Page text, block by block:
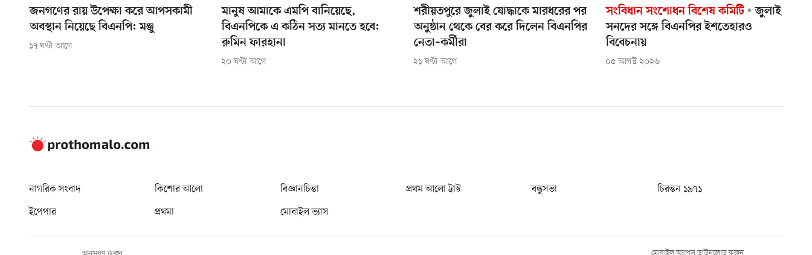
জনগণের রায় উপেক্ষা করে আপসকামী
অবস্থান নিয়েছে বিএনপি: মঞ্জু
১৭ ঘণ্টা আগে
মানুষ আমাকে এমপি বানিয়েছে,
বিএনপিকে এ কঠিন সত্য মানতে হবে:
রুমিন ফারহানা
২০ ঘণ্টা আগে
শরীয়তপুরে জুলাই যোদ্ধাকে মারধরের পর
অনুষ্ঠান থেকে বের করে দিলেন বিএনপির
নেতা–কর্মীরা
২১ ঘণ্টা আগে
সংবিধান সংশোধন বিশেষ কমিটি
জুলাই
সনদের সঙ্গে বিএনপির ইশতেহারও
বিবেচনায়
০৫ আগস্ট ২০২৬
নাগরিক সংবাদ কিশোর আলো বিজ্ঞানচিন্তা প্রথম আলো ট্রাস্ট বন্ধুসভা
চিরন্তন ১৯৭১
ইপেপার
প্রথমা মোবাইল ভ্যাস
মোবাইল অ্যাপস ডাউনলোড করুন